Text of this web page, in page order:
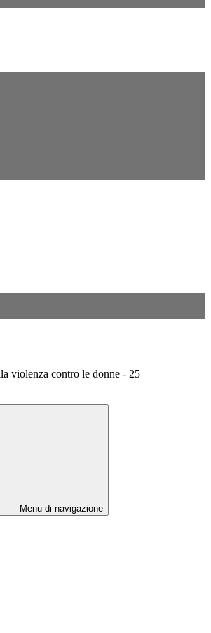
violenza contro le donne - 25
Menu di navigazione